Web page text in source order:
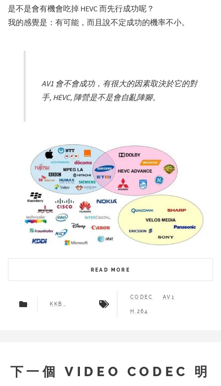
是不是會有機會吃掉 HEVC 而先行成功呢？
我的感覺是：有可能，而且說不定成功的機率不小。
AV1 會不會成功，有很大的因素取決於它的對
手, HEVC, 陣營是不是會自亂陣腳。
READ MORE
KKBOX
CODEC AV1
H.264
下一個 VIDEO CODEC 明